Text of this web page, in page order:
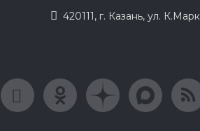
420111, г. Казань, ул.